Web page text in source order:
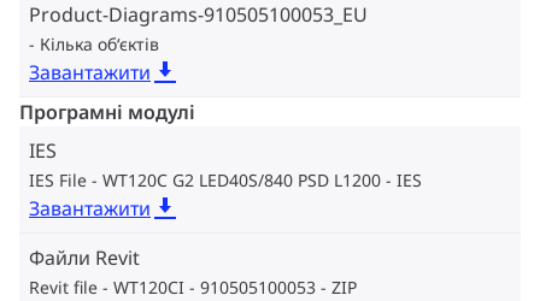
Product-Diagrams-910505100053_EU
Кілька об‘єктів
Завантажити
Програмні модулі
IES
IES File - WT120C G2 LED40S/840 PSD L1200 IES
Завантажити
Файли Revit
Revit file - WT120CI - 910505100053 ZIP